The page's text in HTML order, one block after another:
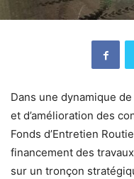
Dans une dynamique
et d’amélioration des
Fonds d’Entretien
financement des
sur un tronçon